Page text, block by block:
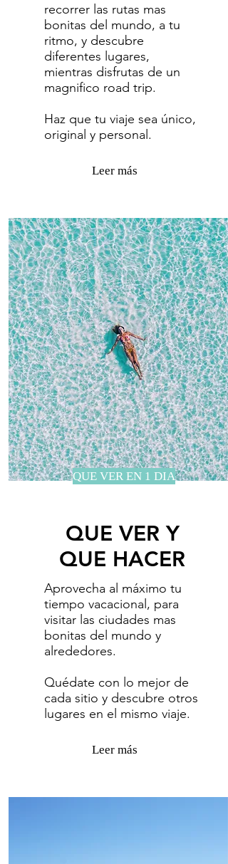
recorrer las rutas mas
bonitas del mundo, a tu
ritmo, y descubre
diferentes lugares,
mientras disfrutas de un
magnifico road trip.
​Haz que tu viaje sea único,
original y personal.
Leer más
QUE VER EN 1 DIA
QUE VER Y
QUE HACER
Aprovecha al máximo tu
tiempo vacacional, para
visitar las ciudades mas
bonitas del mundo y
alrededores.
Quédate con lo mejor de
cada sitio y descubre otros
lugares en el mismo viaje.
Leer más